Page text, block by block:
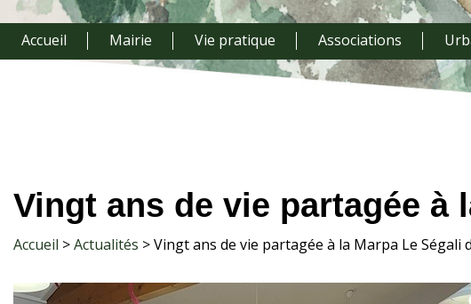
Accueil Mairie Vie pratique Associations
Vingt ans de vie partagée à
Accueil Actualités Vingt ans de vie partagée à la Marpa Le Ségali